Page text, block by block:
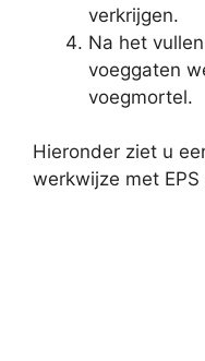
verkrijgen.
Na het
voeggaten
voegmortel.
Hieronder ziet u
werkwijze met